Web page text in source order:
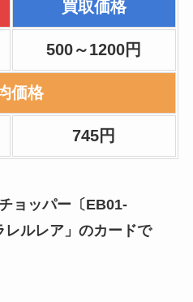
買取価格
500～1200円
価格
745円
ョッパー〔EB01-
ルレア」のカードで